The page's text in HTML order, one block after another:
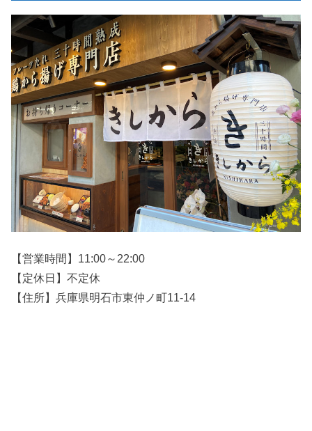
【営業時間】11:00～22:00
【定休日】不定休
【住所】兵庫県明石市東仲ノ町11-14